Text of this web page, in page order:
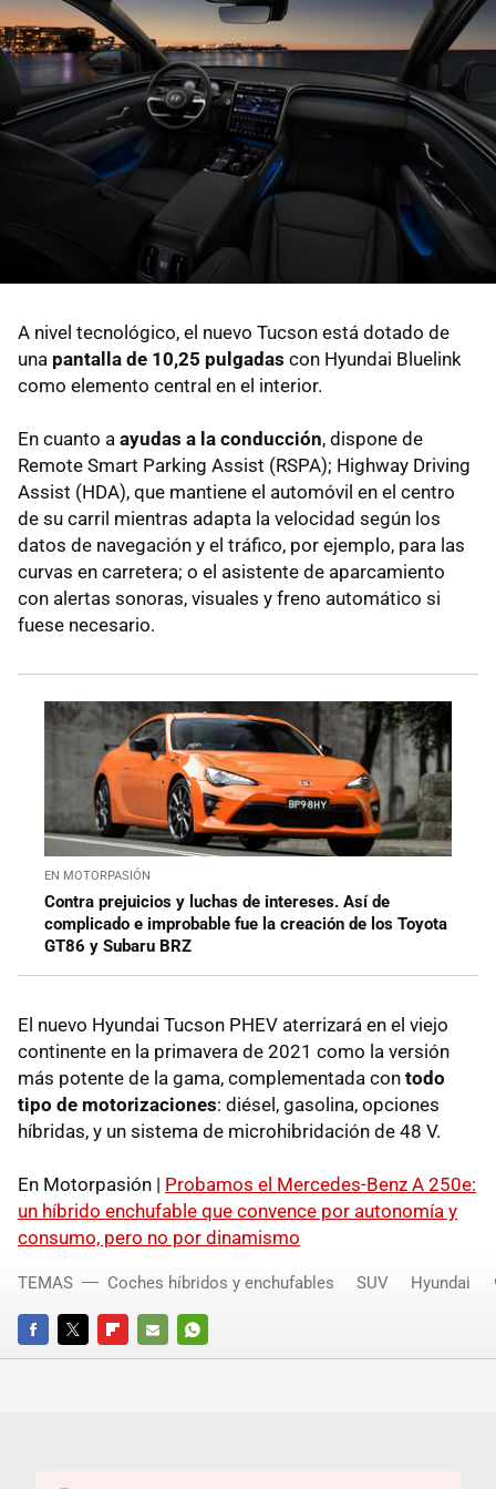
A nivel tecnológico, el nuevo Tucson está dotado de
una pantalla de 10,25 pulgadas con Hyundai Bluelink
como elemento central en el interior.
En cuanto a ayudas a la conducción, dispone de
Remote Smart Parking Assist (RSPA); Highway Driving
Assist (HDA), que mantiene el automóvil en el centro
de su carril mientras adapta la velocidad según los
datos de navegación y el tráfico, por ejemplo, para las
curvas en carretera; o el asistente de aparcamiento
con alertas sonoras, visuales y freno automático si
fuese necesario.
EN MOTORPASIÓN
Contra prejuicios y luchas de intereses. Así de
complicado e improbable fue la creación de los Toyota
GT86 y Subaru BRZ
El nuevo Hyundai Tucson PHEV aterrizará en el viejo
continente en la primavera de 2021 como la versión
más potente de la gama, complementada con todo
tipo de motorizaciones: diésel, gasolina, opciones
híbridas, y un sistema de microhibridación de 48 V.
En Motorpasión | Probamos el Mercedes-Benz A 250e:
un híbrido enchufable que convence por autonomía y
consumo, pero no por dinamismo
FACEBOOKTWITTERFLIPBOARD
E-
WHATSAPP
TEMAS Coches híbridos y enchufables SUV Hyundai